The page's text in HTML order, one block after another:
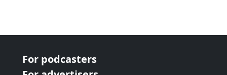
For podcasters